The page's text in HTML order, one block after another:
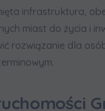
infrastruktura,
miast do życia i
rozwiązanie dla